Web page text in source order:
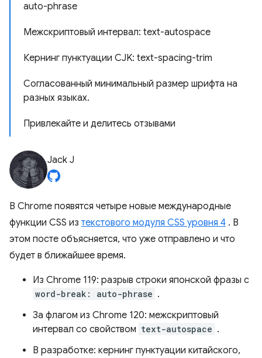
auto-phrase
Межскриптовый интервал: text-autospace
Кернинг пунктуации CJK: text-spacing-trim
Согласованный минимальный размер шрифта на
разных языках.
Привлекайте и делитесь отзывами
Jack J
В Chrome появятся четыре новые международные
функции CSS из текстового модуля CSS уровня 4 . В
этом посте объясняется, что уже отправлено и что
будет в ближайшее время.
Из Chrome 119: разрыв строки японской фразы с
word-break: auto-phrase .
За флагом из Chrome 120: межскриптовый
интервал со свойством text-autospace .
В разработке: кернинг пунктуации китайского,